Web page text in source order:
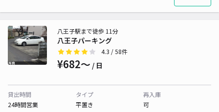
八王子パーキング
八王子駅まで徒歩 11分
4.3 / 58件
¥682〜 / 日
貸出時間
24時間営業
タイプ
平置き
再入庫
可